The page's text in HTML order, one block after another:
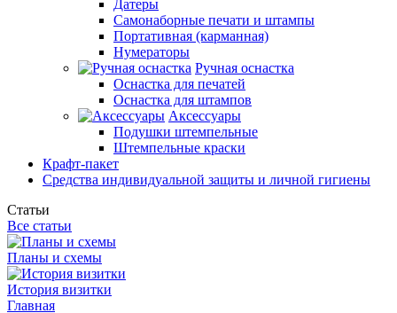
Датеры
Самонаборные печати и штампы
Портативная (карманная)
Нумераторы
Ручная оснастка
Оснастка для печатей
Оснастка для штампов
Аксессуары
Подушки штемпельные
Штемпельные краски
Крафт-пакет
Средства индивидуальной защиты и личной гигиены
Статьи
Все статьи
Планы и схемы
История визитки
Главная